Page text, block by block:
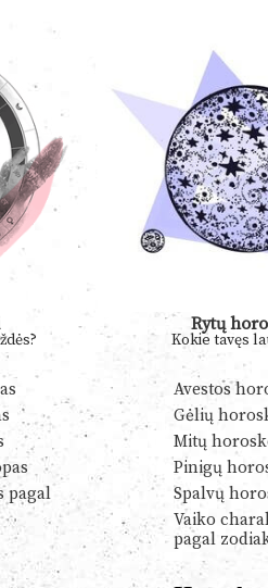
Rytų
Kokie tavęs
Avestos
Gėlių
Mitų
Pinigų
pagal
Spalvų
Vaiko
pagal